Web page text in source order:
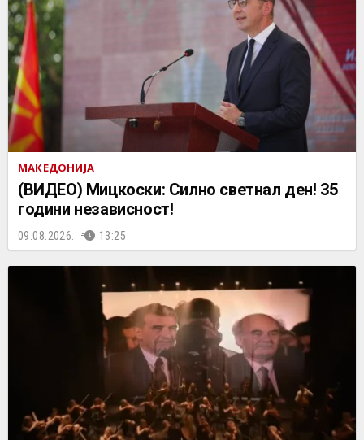
МАКЕДОНИЈА
(ВИДЕО) Мицкоски: Силно светнал ден! 35
години независност!
09.08.2026. 13:25